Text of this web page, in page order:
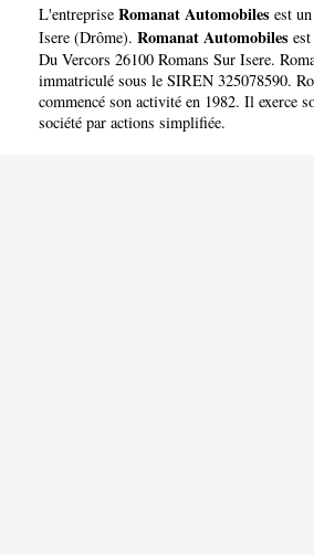
L'entreprise Romanat Automobiles est un
Isere (Drôme). Romanat Automobiles
Du Vercors 26100 Romans Sur Isere.
immatriculé sous le SIREN 325078590.
commencé son activité en 1982. Il exerce
société par actions simplifiée.